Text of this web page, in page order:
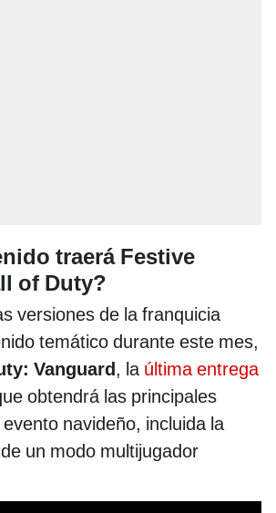
traerá Festive
of Duty?
versiones de la franquicia
temático durante este mes,
Vanguard, la última entrega
obtendrá las principales
navideño, incluida la
un modo multijugador